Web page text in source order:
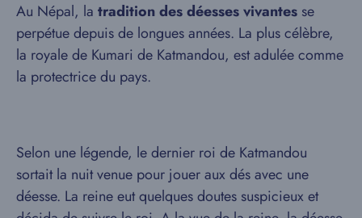
Au Népal, la tradition des déesses vivantes se
perpétue depuis de longues années. La plus célèbre,
la royale de Kumari de Katmandou, est adulée comme
la protectrice du pays.
Selon une légende, le dernier roi de Katmandou
sortait la nuit venue pour jouer aux dés avec une
déesse. La reine eut quelques doutes suspicieux et